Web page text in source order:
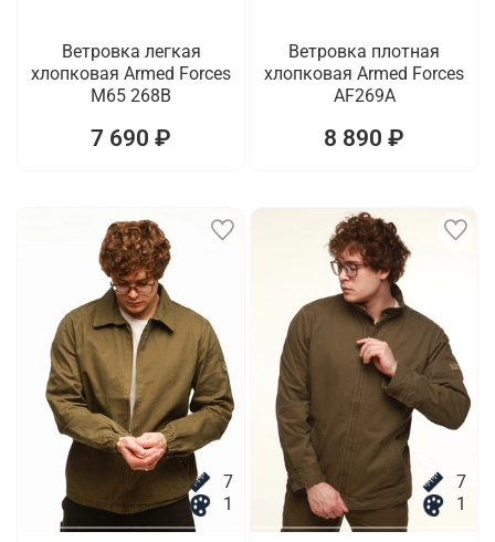
Ветровка легкая
хлопковая Armed Forces
M65 268B
7 690 ₽
Ветровка плотная
хлопковая Armed Forces
AF269A
8 890 ₽
7
1
7
1